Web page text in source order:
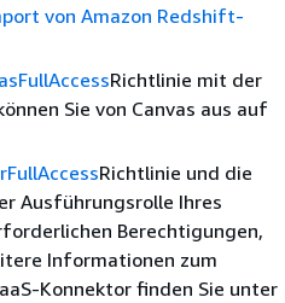
von Amazon Redshift-
Richtlinie mit der
Sie von Canvas aus auf
Richtlinie und die
Ausführungsrolle Ihres
Berechtigungen,
Informationen zum
Konnektor finden Sie unter